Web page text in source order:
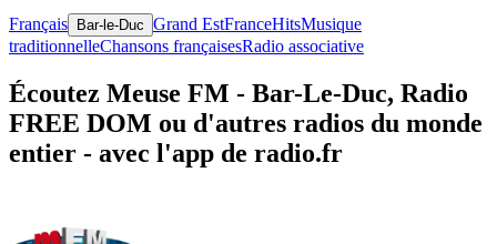
Français Bar-le-Duc Grand EstFranceHitsMusique
traditionnelleChansons françaisesRadio associative
Écoutez Meuse FM - Bar-Le-Duc, Radio
FREE DOM ou d'autres radios du monde
entier - avec l'app de radio.fr